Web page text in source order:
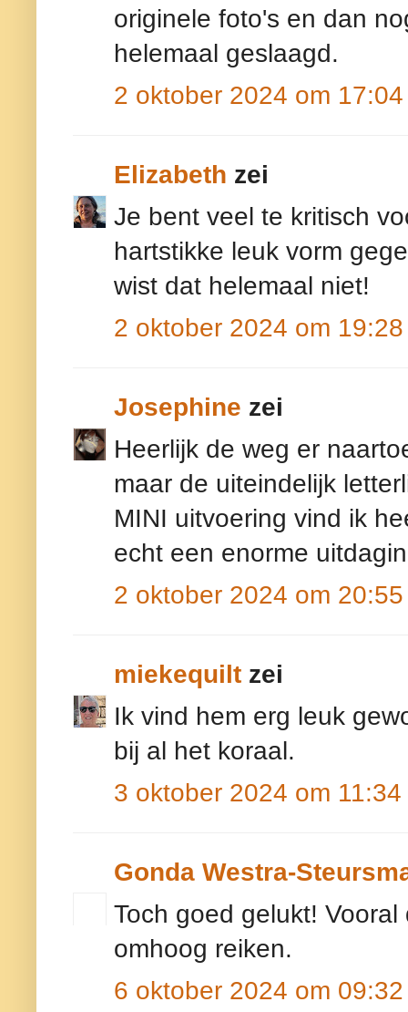
originele foto's en dan
helemaal geslaagd.
2 oktober 2024 om 17:04
Elizabeth zei
Je bent veel te kritisch
hartstikke leuk vorm
wist dat helemaal niet!
2 oktober 2024 om 19:28
Josephine zei
Heerlijk de weg er
maar de uiteindelijk
MINI uitvoering vind ik
echt een enorme
2 oktober 2024 om 20:55
miekequilt zei
Ik vind hem erg leuk
bij al het koraal.
3 oktober 2024 om 11:34
Gonda Westra-
Toch goed gelukt!
omhoog reiken.
6 oktober 2024 om 09:32